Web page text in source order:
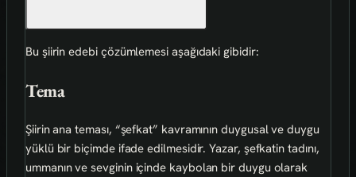
Bu şiirin edebi çözümlemesi aşağıdaki gibidir:
Tema
Şiirin ana teması, “şefkat” kavramının duygusal ve duygu
yüklü bir biçimde ifade edilmesidir. Yazar, şefkatin tadını,
ummanın ve sevginin içinde kaybolan bir duygu olarak